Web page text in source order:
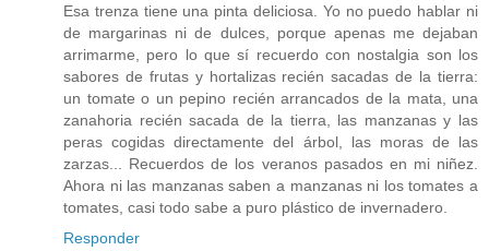
Esa trenza tiene una pinta deliciosa. Yo no puedo hablar ni
de margarinas ni de dulces, porque apenas me dejaban
arrimarme, pero lo que sí recuerdo con nostalgia son los
sabores de frutas y hortalizas recién sacadas de la tierra:
un tomate o un pepino recién arrancados de la mata, una
zanahoria recién sacada de la tierra, las manzanas y las
peras cogidas directamente del árbol, las moras de las
zarzas... Recuerdos de los veranos pasados en mi niñez.
Ahora ni las manzanas saben a manzanas ni los tomates a
tomates, casi todo sabe a puro plástico de invernadero.
Responder